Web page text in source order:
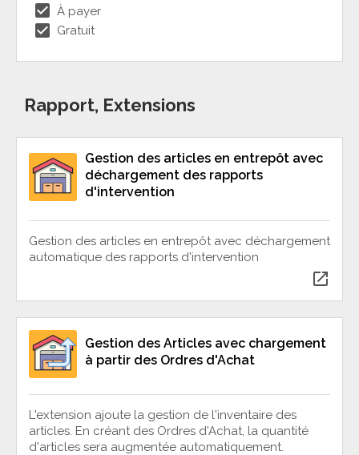
check_box À payer
check_box Gratuit
Rapport, Extensions
Gestion des articles en entrepôt avec
déchargement des rapports
d'intervention
Gestion des articles en entrepôt avec déchargement
automatique des rapports d'intervention
open_in_new
Gestion des Articles avec chargement
à partir des Ordres d'Achat
L'extension ajoute la gestion de l'inventaire des
articles. En créant des Ordres d'Achat, la quantité
d'articles sera augmentée automatiquement.